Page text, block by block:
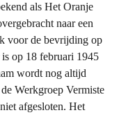
als Het Oranje
naar een
voor de bevrijding op
op 18 februari 1945
wordt nog altijd
Werkgroep Vermiste
afgesloten. Het